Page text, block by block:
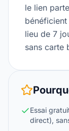
le lien
lieu de 7
sans carte
Essai
direct),